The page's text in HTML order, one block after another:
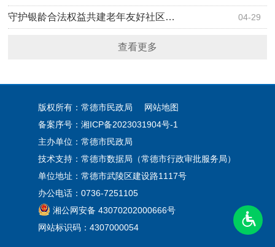
04-29
守护银龄合法权益共建老年友好社区…
查看更多
版权所有：常德市民政局
网站地图
备案序号： 湘ICP备2023031904号-1
主办单位：常德市民政局
技术支持：常德市数据局（常德市行政审批服务局）
单位地址：常德市武陵区建设路1117号
办公电话：0736-7251105
湘公网安备 43070202000666号
网站标识码：4307000054